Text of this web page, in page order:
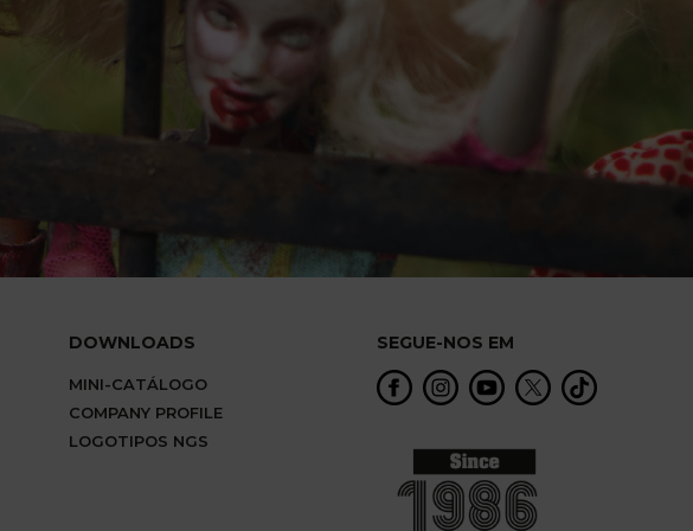
DOWNLOADS
MINI-CATÁLOGO
COMPANY PROFILE
LOGOTIPOS NGS
SEGUE-NOS EM